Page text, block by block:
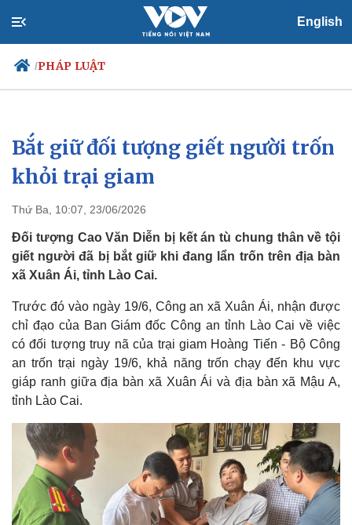
English
/PHÁP LUẬT
Chính trị
Đảng
Tổ chức nhân sự
Nhận diện sự thật
Xã hội
Việc làm
Biển đảo
Bắt giữ đối tượng giết người trốn
khỏi trại giam
Thứ Ba, 10:07, 23/06/2026
Đối tượng Cao Văn Diễn bị kết án tù chung thân về tội
giết người đã bị bắt giữ khi đang lẩn trốn trên địa bàn
xã Xuân Ái, tỉnh Lào Cai.
Trước đó vào ngày 19/6, Công an xã Xuân Ái, nhận được
chỉ đạo của Ban Giám đốc Công an tỉnh Lào Cai về việc
có đối tượng truy nã của trại giam Hoàng Tiến - Bộ Công
an trốn trại ngày 19/6, khả năng trốn chạy đến khu vực
giáp ranh giữa địa bàn xã Xuân Ái và địa bàn xã Mậu A,
tỉnh Lào Cai.